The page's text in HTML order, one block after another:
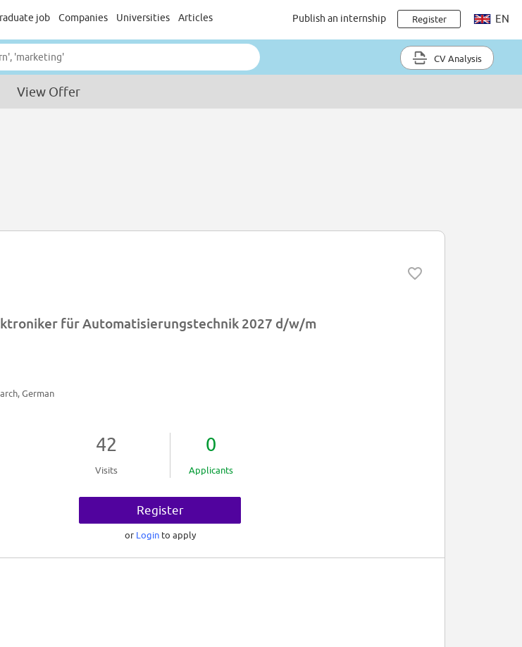
job Companies Universities Articles Publish an internship Register EN
CV Analysis
View Offer
für Automatisierungstechnik 2027 d/w/m
German
42
Visits
0
Applicants
Register
or Login to apply